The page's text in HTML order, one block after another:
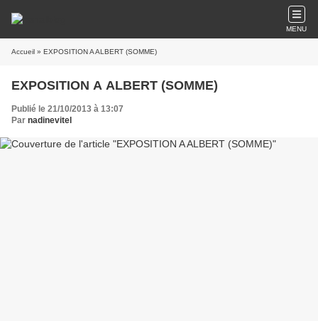
MENU
Accueil » EXPOSITION A ALBERT (SOMME)
EXPOSITION A ALBERT (SOMME)
Publié le 21/10/2013 à 13:07
Par nadinevitel